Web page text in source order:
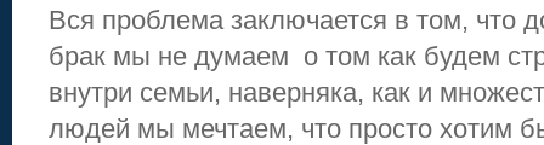
Вся проблема заключается в том, что
брак мы не думаем о том как будем
внутри семьи, наверняка, как и
людей мы мечтаем, что просто хотим